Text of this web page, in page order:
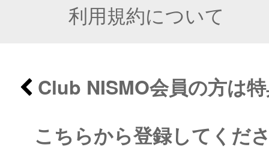
利用規約について
Club NISMO会員の方は
こちらから登録してくだ